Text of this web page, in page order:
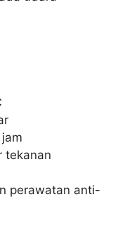
tekanan
perawatan anti-